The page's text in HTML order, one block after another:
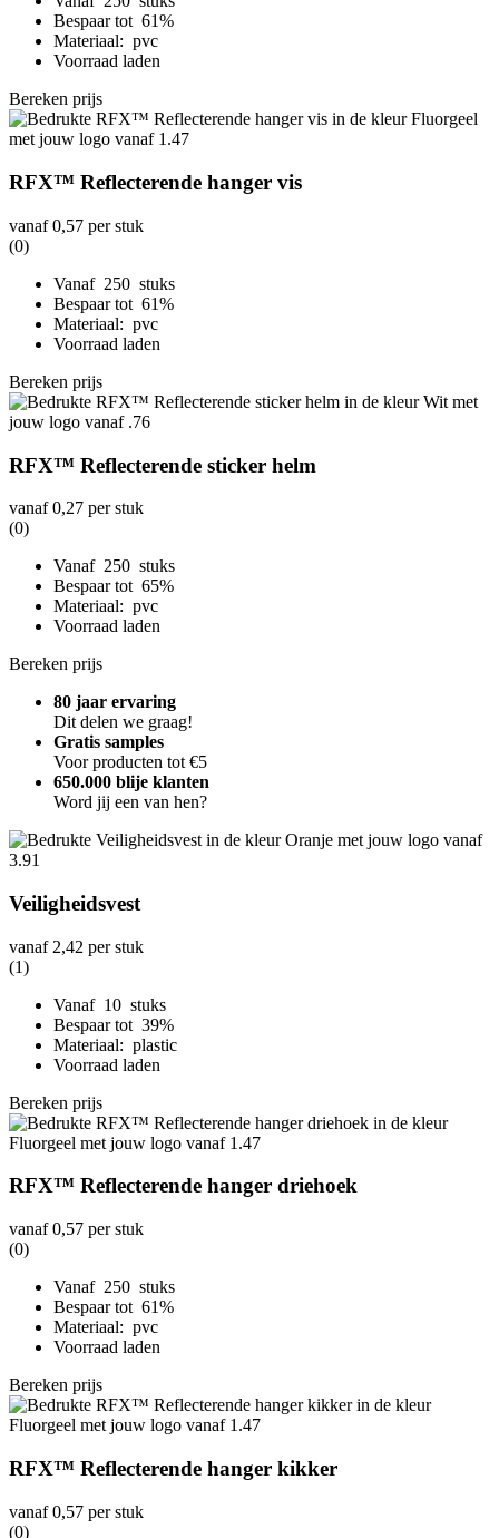
Bespaar tot 61%
Materiaal: pvc
Voorraad laden
Bereken prijs
RFX™ Reflecterende hanger vis
vanaf0,57 per stuk
(0)
Vanaf 250 stuks
Bespaar tot 61%
Materiaal: pvc
Voorraad laden
Bereken prijs
RFX™ Reflecterende sticker helm
vanaf0,27 per stuk
(0)
Vanaf 250 stuks
Bespaar tot 65%
Materiaal: pvc
Voorraad laden
Bereken prijs
80 jaar ervaring
Dit delen we graag!
Gratis samples
Voor producten tot €5
650.000 blije klanten
Word jij een van hen?
Veiligheidsvest
vanaf 2,42 per stuk
(1)
Vanaf 10 stuks
Bespaar tot 39%
Materiaal: plastic
Voorraad laden
Bereken prijs
RFX™ Reflecterende hanger driehoek
vanaf0,57 per stuk
(0)
Vanaf 250 stuks
Bespaar tot 61%
Materiaal: pvc
Voorraad laden
Bereken prijs
RFX™ Reflecterende hanger kikker
vanaf0,57 per stuk
(0)